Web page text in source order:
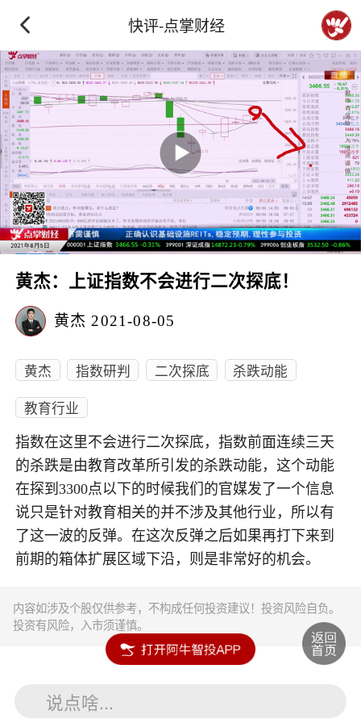
快评-点掌财经
黄杰：上证指数不会进行二次探底！
黄杰 2021-08-05
黄杰 指数研判 二次探底
杀跌动能
教育行业
指数在这里不会进行二次探底，指数前面连续三天
的杀跌是由教育改革所引发的杀跌动能，这个动能
在探到3300点以下的时候我们的官媒发了一个信息
说只是针对教育相关的并不涉及其他行业，所以有
了这一波的反弹。在这次反弹之后如果再打下来到
前期的箱体扩展区域下沿，则是非常好的机会。
内容如涉及个股仅供参考，不构成任何投资建议！投资风险自负。
投资有风险，入市须谨慎。
说点啥...